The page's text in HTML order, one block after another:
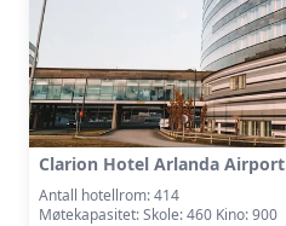
Clarion Hotel Arlanda Airport
Antall hotellrom: 414
Møtekapasitet: Skole: 460 Kino: 900